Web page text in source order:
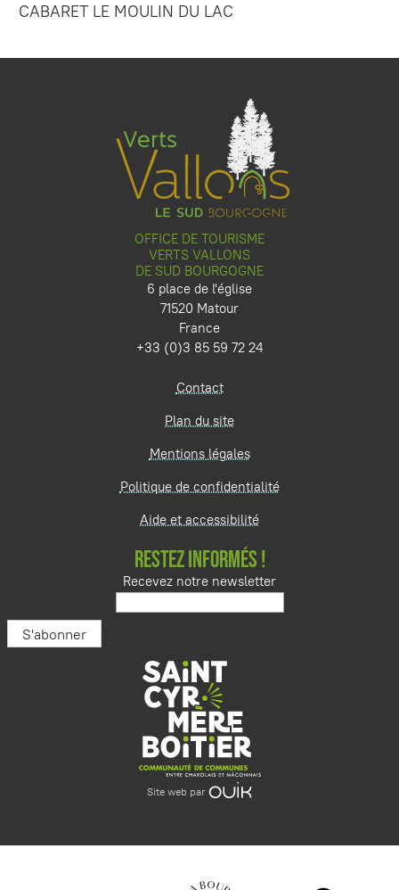
CABARET LE MOULIN DU LAC
OFFICE DE TOURISME
VERTS VALLONS
DE SUD BOURGOGNE
6 place de l'église
71520 Matour
France
+33 (0)3 85 59 72 24
Contact
Plan du site
Mentions légales
Politique de confidentialité
Aide et accessibilité
RESTEZ INFORMÉS !
Recevez notre newsletter
Site web par